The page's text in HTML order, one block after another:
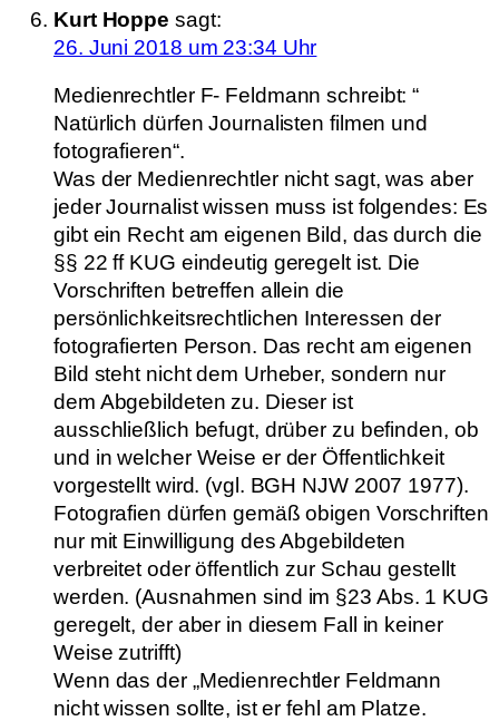
Kurt Hoppe sagt:
26. Juni 2018 um 23:34 Uhr
Medienrechtler F- Feldmann schreibt: “
Natürlich dürfen Journalisten filmen und
fotografieren“.
Was der Medienrechtler nicht sagt, was aber
jeder Journalist wissen muss ist folgendes: Es
gibt ein Recht am eigenen Bild, das durch die
§§ 22 ff KUG eindeutig geregelt ist. Die
Vorschriften betreffen allein die
persönlichkeitsrechtlichen Interessen der
fotografierten Person. Das recht am eigenen
Bild steht nicht dem Urheber, sondern nur
dem Abgebildeten zu. Dieser ist
ausschließlich befugt, drüber zu befinden, ob
und in welcher Weise er der Öffentlichkeit
vorgestellt wird. (vgl. BGH NJW 2007 1977).
Fotografien dürfen gemäß obigen Vorschriften
nur mit Einwilligung des Abgebildeten
verbreitet oder öffentlich zur Schau gestellt
werden. (Ausnahmen sind im §23 Abs. 1 KUG
geregelt, der aber in diesem Fall in keiner
Weise zutrifft)
Wenn das der „Medienrechtler Feldmann
nicht wissen sollte, ist er fehl am Platze.